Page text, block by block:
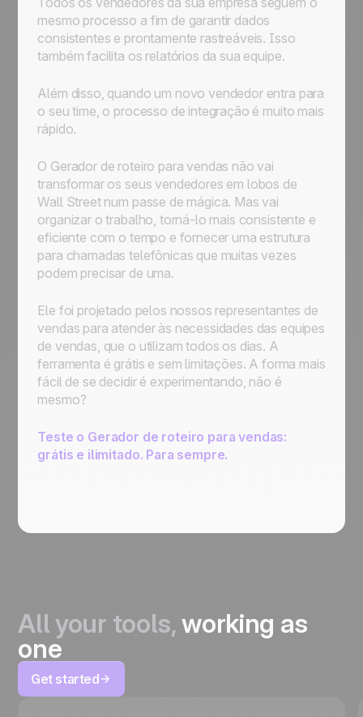
mesmo processo a fim de garantir dados
consistentes e prontamente rastreáveis. Isso
também facilita os relatórios da sua equipe.
Além disso, quando um novo vendedor entra para
o seu time, o processo de integração é muito mais
rápido.
O Gerador de roteiro para vendas não vai
transformar os seus vendedores em lobos de
Wall Street num passe de mágica. Mas vai
organizar o trabalho, torná-lo mais consistente e
eficiente com o tempo e fornecer uma estrutura
para chamadas telefônicas que muitas vezes
podem precisar de uma.
Ele foi projetado pelos nossos representantes de
vendas para atender às necessidades das equipes
de vendas, que o utilizam todos os dias. A
ferramenta é grátis e sem limitações. A forma mais
fácil de se decidir é experimentando, não é
mesmo?
Teste o Gerador de roteiro para vendas:
grátis e ilimitado. Para sempre.
All your tools,working as
one
Get started